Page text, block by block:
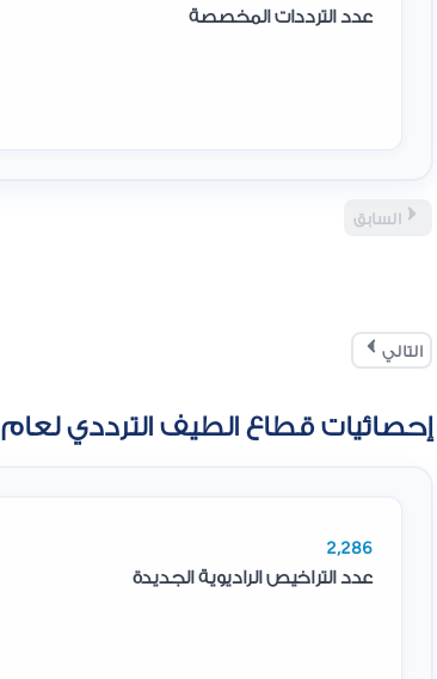
عدد الترددات المخصصة
السابق
التالي
إحصائيات قطاع الطيف الترددي لعام 2022
2,286
عدد التراخيص الراديوية الجديدة